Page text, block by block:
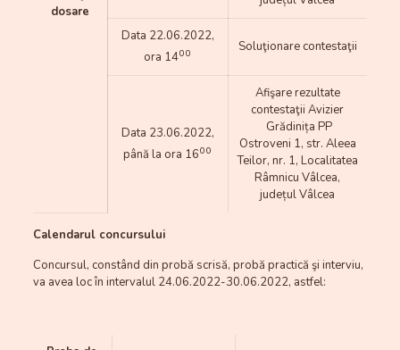
dosare
Data 22.06.2022,
ora 1400 Soluţionare contestaţii
Data 23.06.2022,
până la ora 1600
Afişare rezultate
contestaţii Avizier
Grădinița PP
Ostroveni 1, str. Aleea
Teilor, nr. 1, Localitatea
Râmnicu Vâlcea,
județul Vâlcea
Calendarul concursului
Concursul, constând din probă scrisă, probă practică şi interviu,
va avea loc în intervalul 24.06.2022-30.06.2022, astfel: